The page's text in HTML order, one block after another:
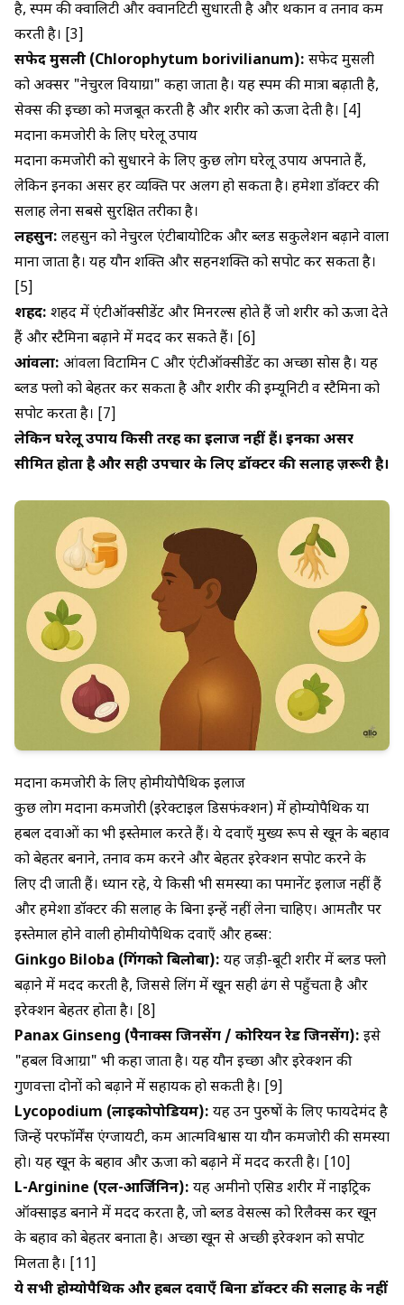
है, स्पर्म की क्वालिटी और क्वानटिटी सुधारती है और थकान व तनाव कम
करती है। [3]
सफेद मुसली (Chlorophytum borivilianum): सफेद मुसली
को अक्सर "नेचुरल वियाग्रा" कहा जाता है। यह स्पर्म की मात्रा बढ़ाती है,
सेक्स की इच्छा को मजबूत करती है और शरीर को ऊर्जा देती है। [4]
मर्दाना कमजोरी के लिए घरेलू उपाय
मर्दाना कमजोरी को सुधारने के लिए कुछ लोग घरेलू उपाय अपनाते हैं,
लेकिन इनका असर हर व्यक्ति पर अलग हो सकता है। हमेशा डॉक्टर की
सलाह लेना सबसे सुरक्षित तरीका है।
लहसुन: लहसुन को नेचुरल एंटीबायोटिक और ब्लड सर्कुलेशन बढ़ाने वाला
माना जाता है। यह यौन शक्ति और सहनशक्ति को सपोर्ट कर सकता है।
[5]
शहद: शहद में एंटीऑक्सीडेंट और मिनरल्स होते हैं जो शरीर को ऊर्जा देते
हैं और स्टैमिना बढ़ाने में मदद कर सकते हैं। [6]
आंवला: आंवला विटामिन C और एंटीऑक्सीडेंट का अच्छा सोर्स है। यह
ब्लड फ्लो को बेहतर कर सकता है और शरीर की इम्यूनिटी व स्टैमिना को
सपोर्ट करता है। [7]
लेकिन घरेलू उपाय किसी तरह का इलाज नहीं हैं। इनका असर
सीमित होता है और सही उपचार के लिए डॉक्टर की सलाह ज़रूरी है।
मर्दाना कमजोरी के लिए होमीयोपैथिक इलाज
कुछ लोग मर्दाना कमजोरी (इरेक्टाइल डिसफंक्शन) में होम्योपैथिक या
हर्बल दवाओं का भी इस्तेमाल करते हैं। ये दवाएँ मुख्य रूप से खून के बहाव
को बेहतर बनाने, तनाव कम करने और बेहतर इरेक्शन सपोर्ट करने के
लिए दी जाती हैं। ध्यान रहे, ये किसी भी समस्या का पर्मानेंट इलाज नहीं हैं
और हमेशा डॉक्टर की सलाह के बिना इन्हें नहीं लेना चाहिए। आमतौर पर
इस्तेमाल होने वाली होमीयोपैथिक दवाएँ और हर्ब्स:
Ginkgo Biloba (गिंगको बिलोबा): यह जड़ी-बूटी शरीर में ब्लड फ्लो
बढ़ाने में मदद करती है, जिससे लिंग में खून सही ढंग से पहुँचता है और
इरेक्शन बेहतर होता है। [8]
Panax Ginseng (पैनाक्स जिनसेंग / कोरियन रेड जिनसेंग): इसे
"हर्बल विआग्रा" भी कहा जाता है। यह यौन इच्छा और इरेक्शन की
गुणवत्ता दोनों को बढ़ाने में सहायक हो सकती है। [9]
Lycopodium (लाइकोपोडियम): यह उन पुरुषों के लिए फायदेमंद है
जिन्हें परफॉर्मेंस एंग्जायटी, कम आत्मविश्वास या यौन कमजोरी की समस्या
हो। यह खून के बहाव और ऊर्जा को बढ़ाने में मदद करती है। [10]
L-Arginine (एल-आर्जिनिन): यह अमीनो एसिड शरीर में नाइट्रिक
ऑक्साइड बनाने में मदद करता है, जो ब्लड वेसल्स को रिलैक्स कर खून
के बहाव को बेहतर बनाता है। अच्छा खून से अच्छी इरेक्शन को सपोर्ट
मिलता है। [11]
ये सभी होम्योपैथिक और हर्बल दवाएँ बिना डॉक्टर की सलाह के नहीं